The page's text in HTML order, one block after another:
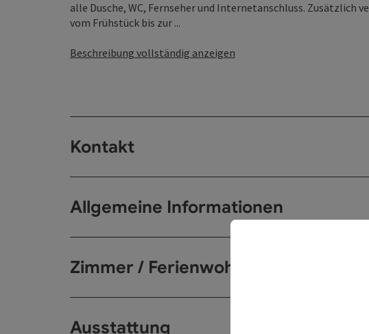
alle Dusche, WC, Fernseher und Internetanschluss. Zusätzlich
vom Frühstück bis zur ...
Beschreibung vollständig anzeigen
Kontakt
Allgemeine Informationen
Zimmer / Ferienwohnungen
Ausstattung